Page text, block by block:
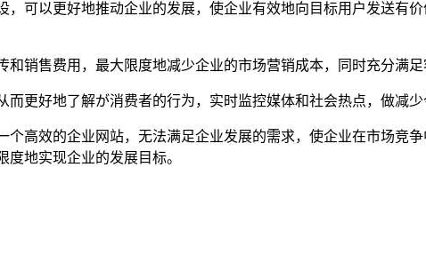
可以更好地推动企业的发展，使企业有效地向目标用户发送有
销售费用，最大限度地减少企业的市场营销成本，同时充分满
更好地了解が消费者的行为，实时监控媒体和社会热点，做减
高效的企业网站，无法满足企业发展的需求，使企业在市场竞
地实现企业的发展目标。